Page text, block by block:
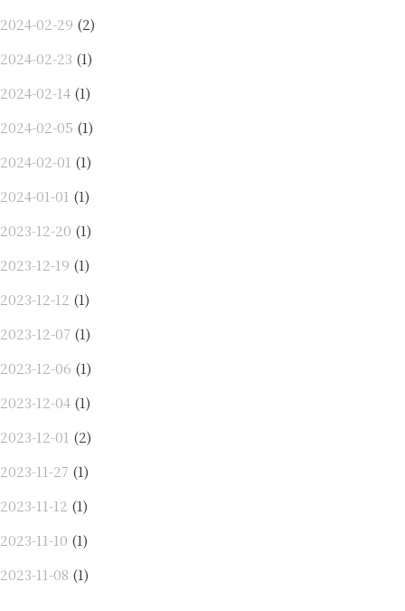
2024-02-29 (2)
2024-02-23 (1)
2024-02-14 (1)
2024-02-05 (1)
2024-02-01 (1)
2024-01-01 (1)
2023-12-20 (1)
2023-12-19 (1)
2023-12-12 (1)
2023-12-07 (1)
2023-12-06 (1)
2023-12-04 (1)
2023-12-01 (2)
2023-11-27 (1)
2023-11-12 (1)
2023-11-10 (1)
2023-11-08 (1)